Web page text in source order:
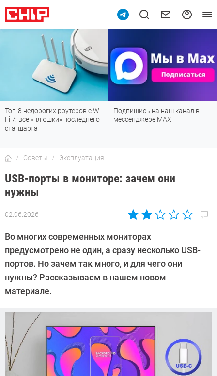
Топ-8 недорогих роутеров с Wi-
Fi 7: все «плюшки» последнего
стандарта
Подпишись на наш канал в
мессенджере МАХ
Советы Эксплуатация
USB-порты в мониторе: зачем они
нужны
02.06.2026
Автор:
Иванов
Во многих современных мониторах
предусмотрено не один, а сразу несколько USB-
портов. Но зачем так много, и для чего они
нужны? Рассказываем в нашем новом
материале.